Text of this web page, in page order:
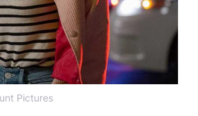
Pictures